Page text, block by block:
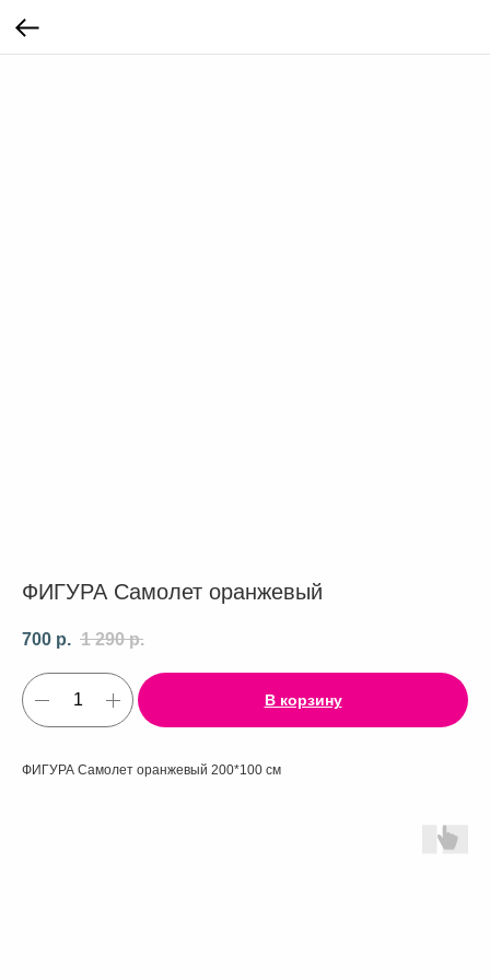
ФИГУРА Самолет оранжевый
700 р. 1 290 р.
В корзину
ФИГУРА Самолет оранжевый 200*100 см